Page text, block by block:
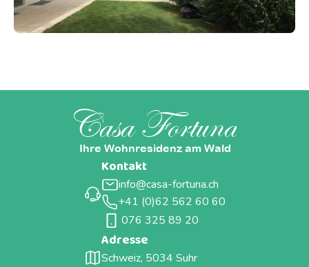
Casa Fortuna
Ihre Wohnresidenz am Wald
Kontakt
info@casa-fortuna.ch
+41 (0)62 562 60 60
076 325 89 20
Adresse
Schweiz, 5034 Suhr